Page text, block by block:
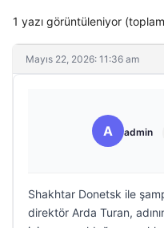
1 yazı görüntüleniyor
Mayıs 22, 2026: 11:36 am
A admin
Shakhtar Donetsk ile
direktör Arda Turan,